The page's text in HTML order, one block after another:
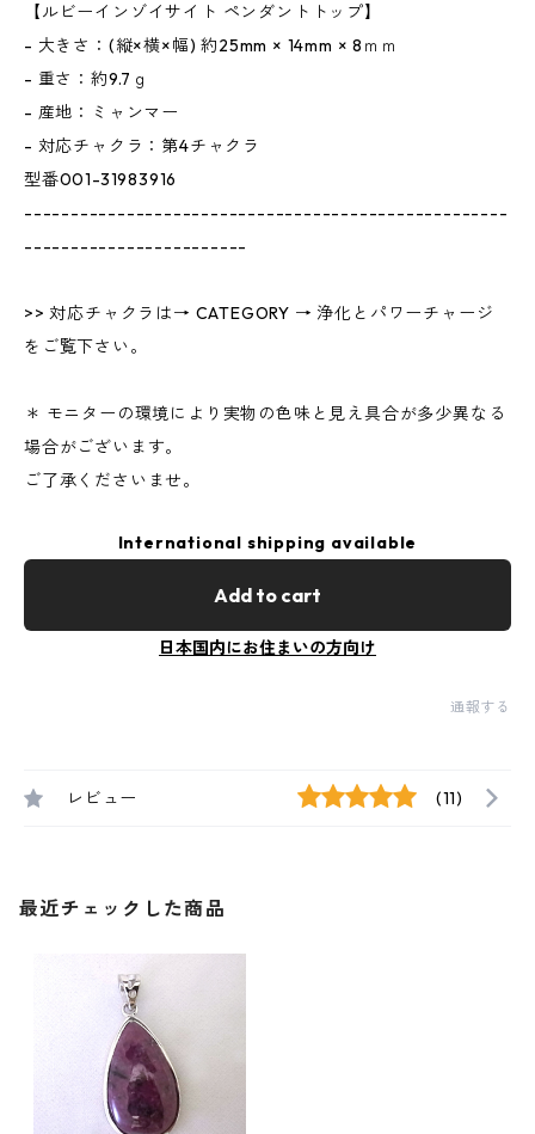
【ルビーインゾイサイト ペンダントトップ】
- 大きさ：(縦×横×幅) 約25mm × 14mm × 8ｍｍ
- 重さ：約9.7ｇ
- 産地：ミャンマー
- 対応チャクラ：第4チャクラ
型番001-31983916
----------------------------------------------------
------------------------
>> 対応チャクラは→ CATEGORY → 浄化とパワーチャージ
をご覧下さい。
＊ モニターの環境により実物の色味と見え具合が多少異なる
場合がございます。
ご了承くださいませ。
International shipping available
Add to cart
日本国内にお住まいの方向け
通報する
レビュー (11)
最近チェックした商品